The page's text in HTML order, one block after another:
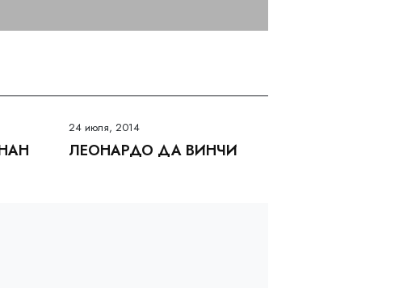
24 июля, 2014
ЛЕОНАРДО ДА ВИНЧИ